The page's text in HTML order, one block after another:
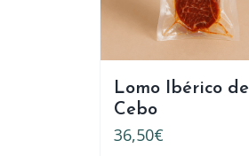
Lomo Ibérico de
Cebo
36,50€